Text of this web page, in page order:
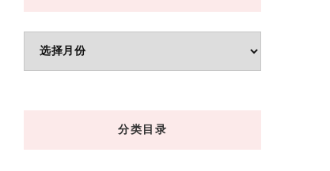
章
分类目录